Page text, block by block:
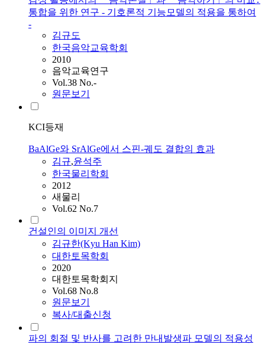
통합을 위한 연구 - 기호론적 기능모델의 적용을 통하여
-
김규도
한국음악교육학회
2010
음악교육연구
Vol.38 No.-
원문보기
KCI등재
BaAlGe와 SrAlGe에서 스핀-궤도 결합의 효과
김규,윤석주
한국물리학회
2012
새물리
Vol.62 No.7
건설인의 이미지 개선
김규한(Kyu Han Kim)
대한토목학회
2020
대한토목학회지
Vol.68 No.8
원문보기
복사/대출신청
파의 회절 및 반사를 고려한 만내발생파 모델의 적용성